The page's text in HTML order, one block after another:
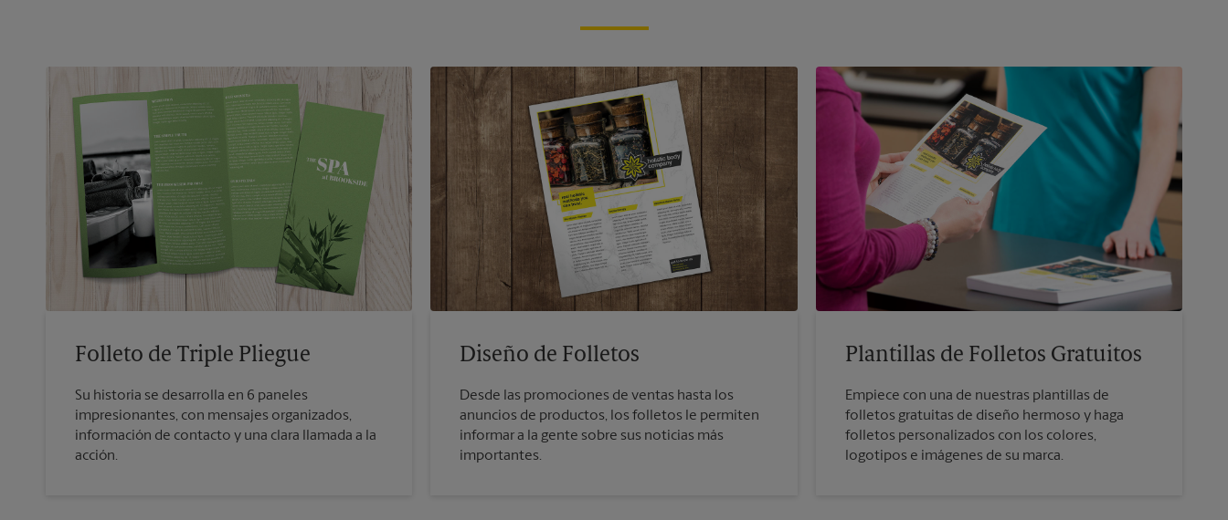
Folleto de Triple Pliegue
Su historia se desarrolla en 6 paneles
impresionantes, con mensajes organizados,
información de contacto y una clara llamada a la
acción.
Diseño de Folletos
Desde las promociones de ventas hasta los
anuncios de productos, los folletos le permiten
informar a la gente sobre sus noticias más
importantes.
Plantillas de Folletos Gratuitos
Empiece con una de nuestras plantillas de
folletos gratuitas de diseño hermoso y haga
folletos personalizados con los colores,
logotipos e imágenes de su marca.